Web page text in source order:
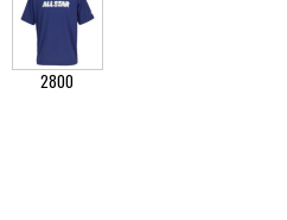
2800